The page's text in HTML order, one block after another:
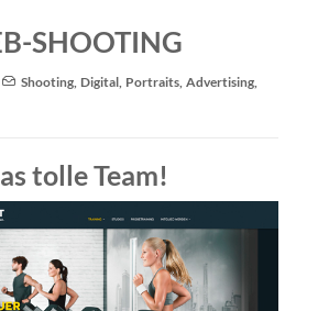
SHOOTING
Shooting, Digital, Portraits, Advertising,
tolle Team!